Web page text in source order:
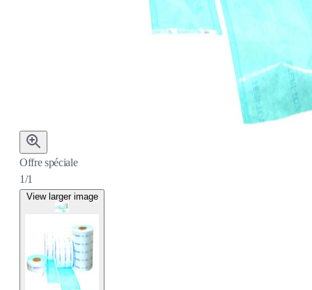
Offre spéciale
1/1
View larger image